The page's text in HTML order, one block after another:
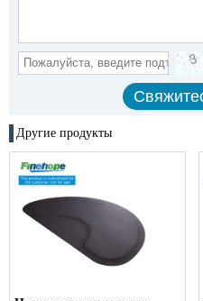
Другие продукты